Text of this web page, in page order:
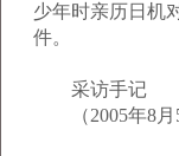
少年时亲历日机
件。
采访手记
（2005年8月5